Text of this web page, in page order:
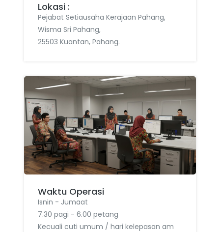
Lokasi :
Pejabat Setiausaha Kerajaan Pahang,
Wisma Sri Pahang,
25503 Kuantan, Pahang.
Waktu Operasi
Isnin - Jumaat
7.30 pagi - 6.00 petang
Kecuali cuti umum / hari kelepasan am